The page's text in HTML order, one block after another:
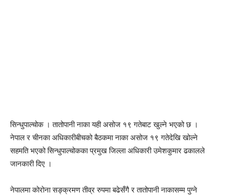
सिन्धुपाल्चोक । तातोपानी नाका यही असोज १९ गतेबाट खुल्ने भएको छ ।
नेपाल र चीनका अधिकारीबीचको बैठकमा नाका असोज १९ गतेदेखि खोल्ने
सहमति भएको सिन्धुपाल्चोकका प्रमुख जिल्ला अधिकारी उमेशकुमार ढकालले
जानकारी दिए ।
नेपालमा कोरोना सङ्क्रमण तीव्र रुपमा बढेसँगै र तातोपानी नाकासम्म पुग्ने